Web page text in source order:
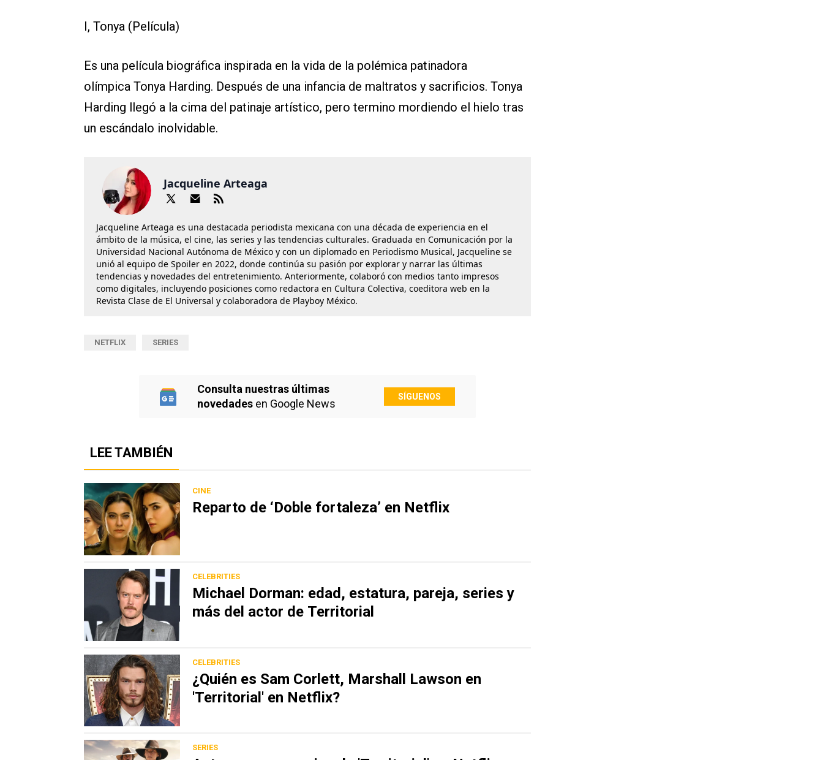
I, Tonya (Película)
Es una película biográfica inspirada en la vida de la polémica patinadora
olímpica Tonya Harding. Después de una infancia de maltratos y sacrificios. Tonya
Harding llegó a la cima del patinaje artístico, pero termino mordiendo el hielo tras
un escándalo inolvidable.
Jacqueline Arteaga
Jacqueline Arteaga es una destacada periodista mexicana con una década de experiencia en el
ámbito de la música, el cine, las series y las tendencias culturales. Graduada en Comunicación por la
Universidad Nacional Autónoma de México y con un diplomado en Periodismo Musical, Jacqueline se
unió al equipo de Spoiler en 2022, donde continúa su pasión por explorar y narrar las últimas
tendencias y novedades del entretenimiento. Anteriormente, colaboró con medios tanto impresos
como digitales, incluyendo posiciones como redactora en Cultura Colectiva, coeditora web en la
Revista Clase de El Universal y colaboradora de Playboy México.
NETFLIX SERIES
Consulta nuestras últimas
novedades en Google News
SÍGUENOS
LEE TAMBIÉN
CINE
Reparto de ‘Doble fortaleza’ en Netflix
CELEBRITIES
Michael Dorman: edad, estatura, pareja, series y
más del actor de Territorial
CELEBRITIES
¿Quién es Sam Corlett, Marshall Lawson en
'Territorial' en Netflix?
SERIES